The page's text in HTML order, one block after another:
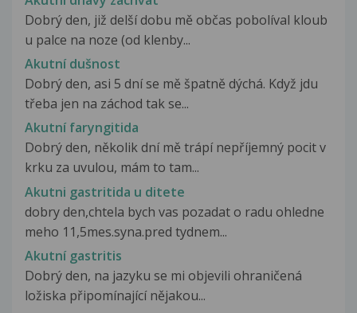
Dobrý den, již delší dobu mě občas pobolíval kloub
u palce na noze (od klenby...
Akutní dušnost
Dobrý den, asi 5 dní se mě špatně dýchá. Když jdu
třeba jen na záchod tak se...
Akutní faryngitida
Dobrý den, několik dní mě trápí nepříjemný pocit v
krku za uvulou, mám to tam...
Akutni gastritida u ditete
dobry den,chtela bych vas pozadat o radu ohledne
meho 11,5mes.syna.pred tydnem...
Akutní gastritis
Dobrý den, na jazyku se mi objevili ohraničená
ložiska připomínající nějakou...